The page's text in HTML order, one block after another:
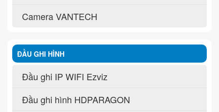
Camera VANTECH
ĐẦU GHI HÌNH
Đầu ghi IP WIFI Ezviz
Đầu ghi hình HDPARAGON